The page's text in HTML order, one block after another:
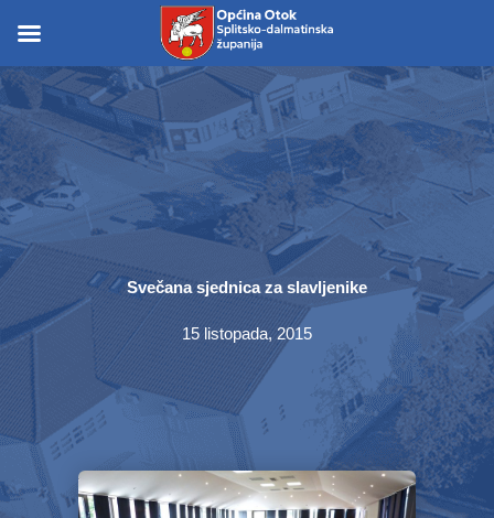
content
content
Svečana sjednica za slavljenike
15 listopada, 2015